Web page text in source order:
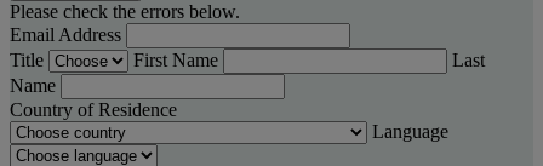
Please check the errors below.
Email Address
Title
First Name
Last
Name
Country of Residence
Language